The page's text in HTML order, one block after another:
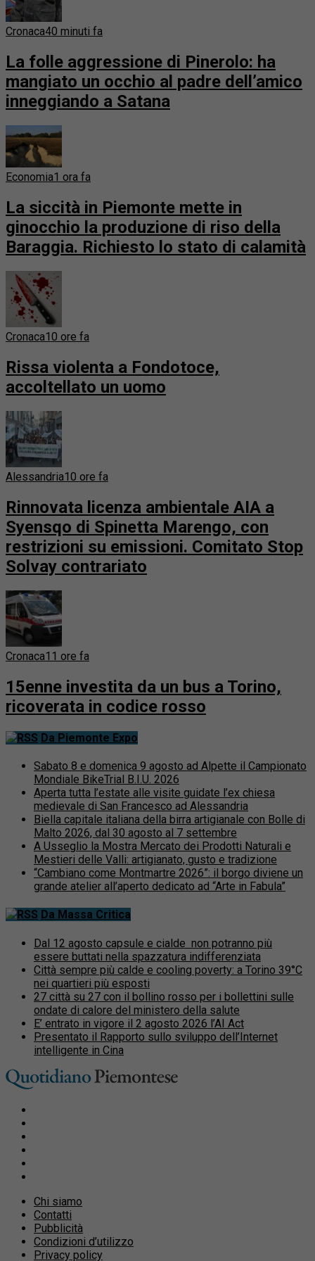
Cronaca40 minuti fa
La folle aggressione di Pinerolo: ha
mangiato un occhio al padre dell’amico
inneggiando a Satana
Economia1 ora fa
La siccità in Piemonte mette in
ginocchio la produzione di riso della
Baraggia. Richiesto lo stato di calamità
Cronaca10 ore fa
Rissa violenta a Fondotoce,
accoltellato un uomo
Alessandria10 ore fa
Rinnovata licenza ambientale AIA a
Syensqo di Spinetta Marengo, con
restrizioni su emissioni. Comitato Stop
Solvay contrariato
Cronaca11 ore fa
15enne investita da un bus a Torino,
ricoverata in codice rosso
Da Piemonte Expo
Sabato 8 e domenica 9 agosto ad Alpette il Campionato
Mondiale BikeTrial B.I.U. 2026
Aperta tutta l’estate alle visite guidate l’ex chiesa
medievale di San Francesco ad Alessandria
Biella capitale italiana della birra artigianale con Bolle di
Malto 2026, dal 30 agosto al 7 settembre
A Usseglio la Mostra Mercato dei Prodotti Naturali e
Mestieri delle Valli: artigianato, gusto e tradizione
“Cambiano come Montmartre 2026”: il borgo diviene un
grande atelier all’aperto dedicato ad “Arte in Fabula”
Da Massa Critica
Dal 12 agosto capsule e cialde non potranno più
essere buttati nella spazzatura indifferenziata
Città sempre più calde e cooling poverty: a Torino 39°C
nei quartieri più esposti
27 città su 27 con il bollino rosso per i bollettini sulle
ondate di calore del ministero della salute
E’ entrato in vigore il 2 agosto 2026 l’AI Act
Presentato il Rapporto sullo sviluppo dell’Internet
intelligente in Cina
Chi siamo
Contatti
Pubblicità
Condizioni d’utilizzo
Privacy policy